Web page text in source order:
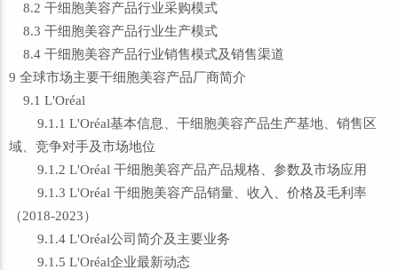
8.2 干细胞美容产品行业采购模式
8.3 干细胞美容产品行业生产模式
8.4 干细胞美容产品行业销售模式及销售渠道
9 全球市场主要干细胞美容产品厂商简介
9.1 L'Oréal
9.1.1 L'Oréal基本信息、干细胞美容产品生产基地、销售区
域、竞争对手及市场地位
9.1.2 L'Oréal 干细胞美容产品产品规格、参数及市场应用
9.1.3 L'Oréal 干细胞美容产品销量、收入、价格及毛利率
（2018-2023）
9.1.4 L'Oréal公司简介及主要业务
9.1.5 L'Oréal企业最新动态